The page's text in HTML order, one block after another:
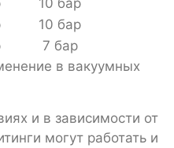
10 бар
7 бар
в вакуумных
и в зависимости от
могут работать и